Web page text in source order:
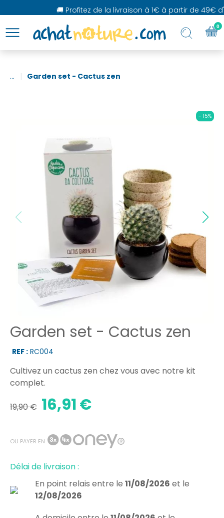
🚚 Profitez de la livraison à 1€ à partir de 49€
... Garden set - Cactus zen
- 15%
Garden set - Cactus zen
REF : RC004
Cultivez un cactus zen chez vous avec notre kit
complet.
19,90 € 16,91 €
OU PAYER EN
Délai de livraison :
En point relais entre le 11/08/2026 et le
12/08/2026
0